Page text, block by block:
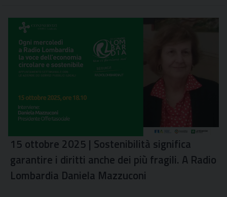
15 ottobre 2025 | Sostenibilità significa
garantire i diritti anche dei più fragili. A Radio
Lombardia Daniela Mazzuconi